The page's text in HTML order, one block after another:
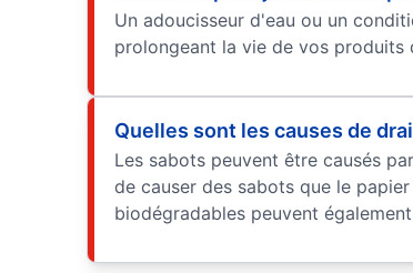
Un adoucisseur d'eau ou un
prolongeant la vie de vos
Quelles sont les causes de
Les sabots peuvent être causés
de causer des sabots que le
biodégradables peuvent